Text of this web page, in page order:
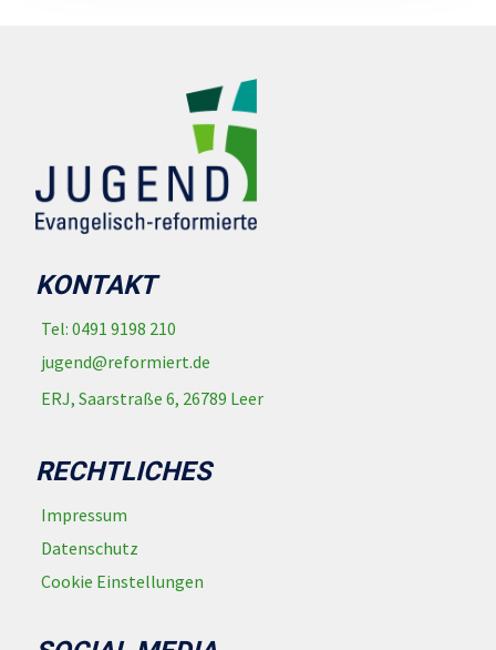
KONTAKT
Tel: 0491 9198 210
jugend@reformiert.de
ERJ, Saarstraße 6, 26789 Leer
RECHTLICHES
Impressum
Datenschutz
Cookie Einstellungen